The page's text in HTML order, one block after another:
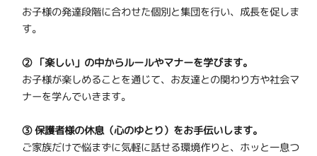
お子様の発達段階に合わせた個別と集団を行い、成長を促しま
す。
② 「楽しい」の中からルールやマナーを学びます。
お子様が楽しめることを通じて、お友達との関わり方や社会マ
ナーを学んでいきます。
③ 保護者様の休息（心のゆとり）をお手伝いします。
ご家族だけで悩まずに気軽に話せる環境作りと、ホッと一息つ